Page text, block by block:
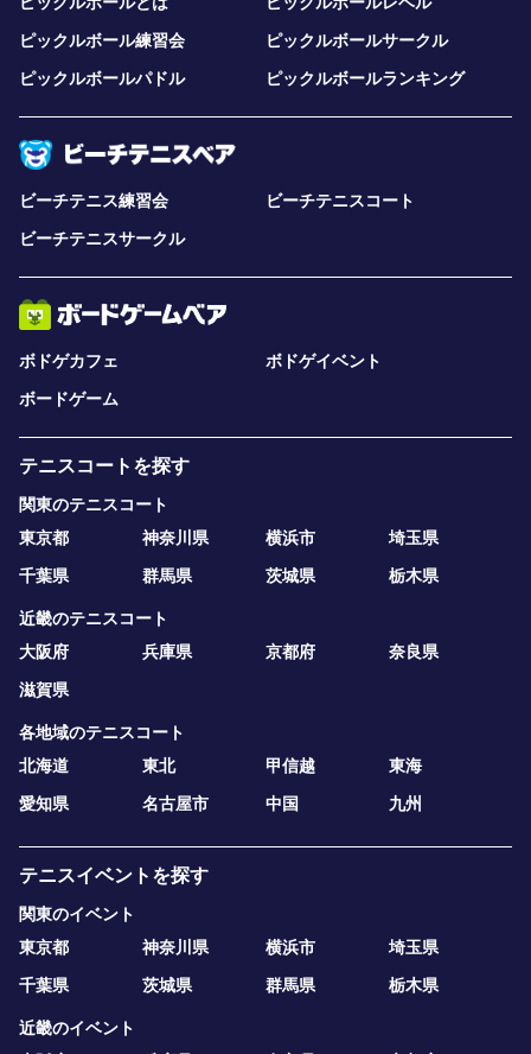
ピックルボール練習会
ピックルボールサークル
ピックルボールパドル
ピックルボールランキング
ビーチテニス練習会
ビーチテニスコート
ビーチテニスサークル
ボドゲカフェ
ボドゲイベント
ボードゲーム
テニスコートを探す
関東のテニスコート
東京都
神奈川県 横浜市
埼玉県
千葉県
群馬県 茨城県 栃木県
近畿のテニスコート
大阪府
兵庫県 京都府
奈良県
滋賀県
各地域のテニスコート
北海道
東北 甲信越
東海
愛知県
名古屋市 中国 九州
テニスイベントを探す
関東のイベント
東京都
神奈川県 横浜市
埼玉県
千葉県
茨城県 群馬県 栃木県
近畿のイベント